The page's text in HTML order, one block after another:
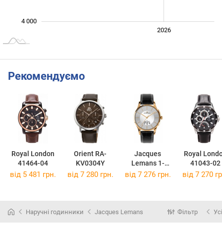
4 000
2026
Рекомендуємо
Royal London
41464-04
Orient RA-
KV0304Y
Jacques
Lemans 1-
1746F
Royal
41043-02
від 5 481 грн. від 7 280 грн. від 7 276 грн. від 7 270
Наручні годинники Jacques Lemans Фільтр